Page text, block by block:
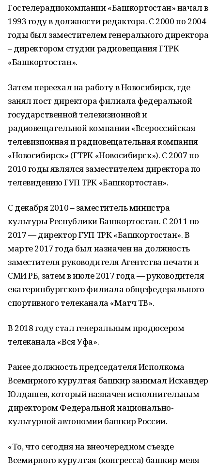
Гостелерадиокомпании «Башкортостан» начал в
1993 году в должности редактора. С 2000 по 2004
годы был заместителем генерального директора
– директором студии радиовещания ГТРК
«Башкортостан».
Затем переехал на работу в Новосибирск, где
занял пост директора филиала федеральной
государственной телевизионной и
радиовещательной компании «Всероссийская
телевизионная и радиовещательная компания
«Новосибирск» (ГТРК «Новосибирск»). С 2007 по
2010 годы являлся заместителем директора по
телевидению ГУП ТРК «Башкортостан».
С декабря 2010 – заместитель министра
культуры Республики Башкортостан. С 2011 по
2017 — директор ГУП ТРК «Башкортостан». В
марте 2017 года был назначен на должность
заместителя руководителя Агентства печати и
СМИ РБ, затем в июле 2017 года — руководителя
екатеринбургского филиала общефедерального
спортивного телеканала «Матч ТВ».
В 2018 году стал генеральным продюсером
телеканала «Вся Уфа».
Ранее должность председателя Исполкома
Всемирного курултая башкир занимал Искандер
Юлдашев, который назначен исполнительным
директором Федеральной национально-
культурной автономии башкир России.
«То, что сегодня на внеочередном съезде
Всемирного курултая (конгресса) башкир меня